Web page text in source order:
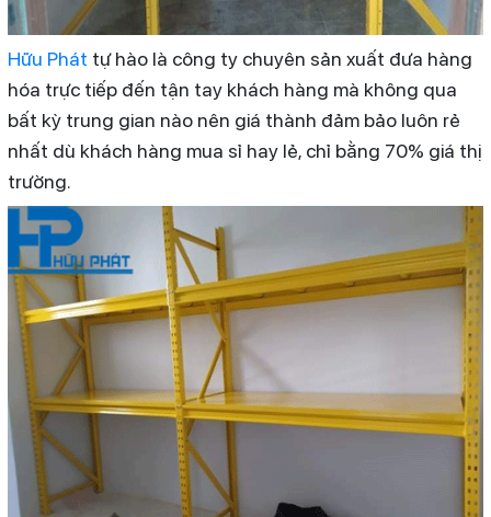
Hữu Phát tự hào là công ty chuyên sản xuất đưa hàng
hóa trực tiếp đến tận tay khách hàng mà không qua
bất kỳ trung gian nào nên giá thành đảm bảo luôn rẻ
nhất dù khách hàng mua sỉ hay lẻ, chỉ bằng 70% giá thị
trường.